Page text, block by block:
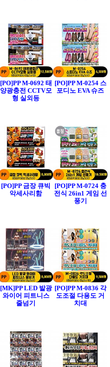
[PO]PP M-0692 태
양광충전 CCTV모
형 실외등
[PO]PP M-0254 스
포디노 EVA 슈즈
[PO]PP 금장 큐빅
악세사리함
[PO]PP M-0724 충
전식 26in1 게임 선
풍기
[MK]PP LED 발광
와이어 피트니스
줄넘기
[PO]PP M-0836 각
도조절 다용도 거
치대